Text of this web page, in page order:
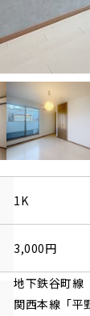
1K
3,000円
地下鉄谷町線
関西本線 「平